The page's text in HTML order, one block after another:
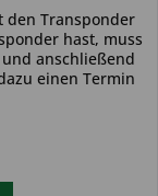
den Transponder
hast, muss
anschließend
einen Termin